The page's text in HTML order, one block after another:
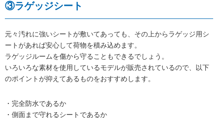
③ラゲッジシート
元々汚れに強いシートが敷いてあっても、その上からラゲッジ用シ
ートがあれば安心して荷物を積み込めます。
ラゲッジルームを傷から守ることもできるでしょう。
いろいろな素材を使用しているモデルが販売されているので、以下
のポイントが抑えてあるものをおすすめします。
・完全防水であるか
・側面まで守れるシートであるか